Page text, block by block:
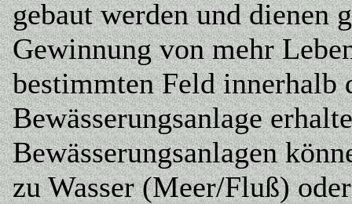
gebaut werden und dienen
Gewinnung von mehr
bestimmten Feld innerhalb
Bewässerungsanlage
Bewässerungsanlagen
zu Wasser (Meer/Fluß)